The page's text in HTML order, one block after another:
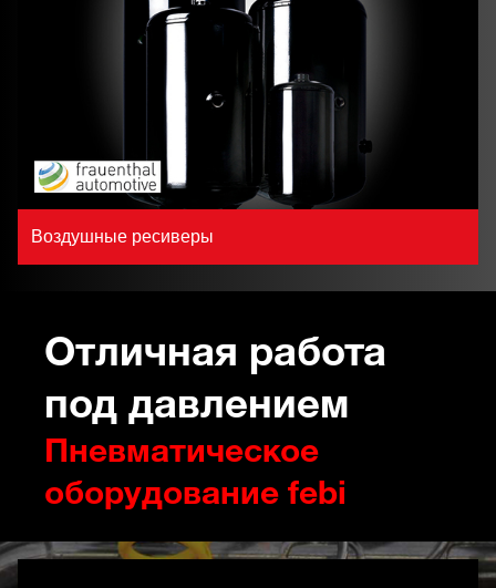
Воздушные ресиверы
Отличная работа
под давлением
Пневматическое
оборудование febi